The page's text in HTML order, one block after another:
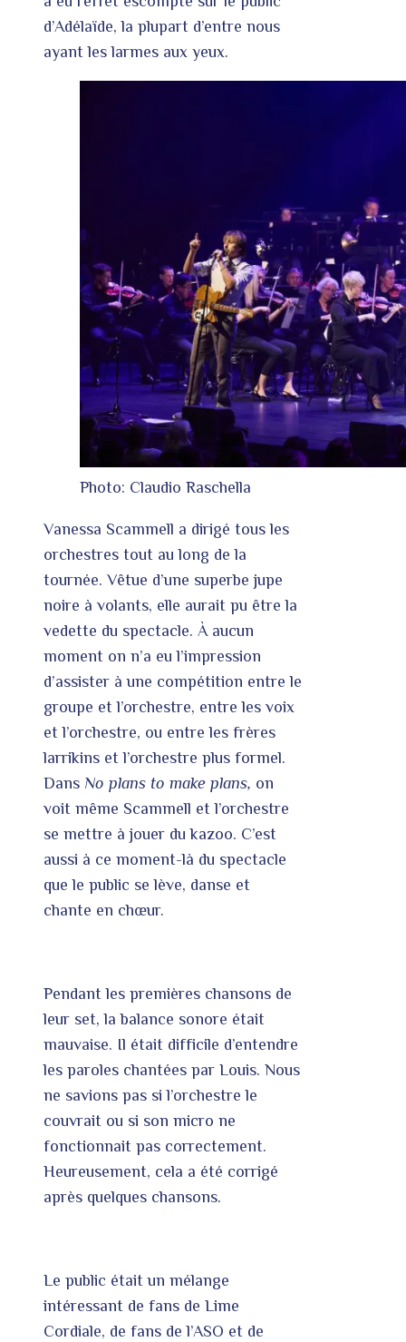
d’Adélaïde, la plupart d’entre nous
ayant les larmes aux yeux.
Photo: Claudio Raschella
Vanessa Scammell a dirigé tous les
orchestres tout au long de la
tournée. Vêtue d’une superbe jupe
noire à volants, elle aurait pu être la
vedette du spectacle. À aucun
moment on n’a eu l’impression
d’assister à une compétition entre le
groupe et l’orchestre, entre les voix
et l’orchestre, ou entre les frères
larrikins et l’orchestre plus formel.
Dans No plans to make plans, on
voit même Scammell et l’orchestre
se mettre à jouer du kazoo. C’est
aussi à ce moment-là du spectacle
que le public se lève, danse et
chante en chœur.
Pendant les premières chansons de
leur set, la balance sonore était
mauvaise. Il était difficile d’entendre
les paroles chantées par Louis. Nous
ne savions pas si l’orchestre le
couvrait ou si son micro ne
fonctionnait pas correctement.
Heureusement, cela a été corrigé
après quelques chansons.
Le public était un mélange
intéressant de fans de Lime
Cordiale, de fans de l’ASO et de